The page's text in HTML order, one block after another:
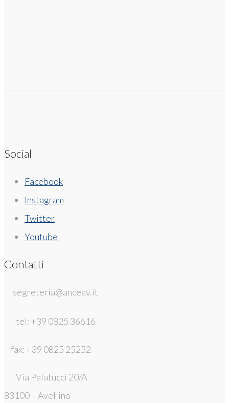
Social
Facebook
Instagram
Twitter
Youtube
Contatti
segreteria@anceav.it
tel: +39 0825 36616
fax: +39 0825 25252
Via Palatucci 20/A
83100 – Avellino